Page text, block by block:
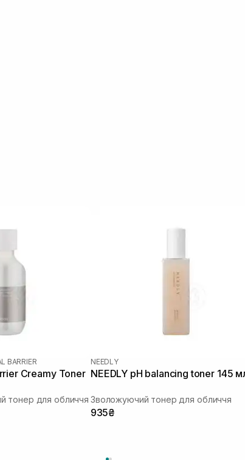
BARRIER
Creamy Toner
тонер для обличчя
NEEDLY
NEEDLY pH balancing toner 145
Зволожуючий тонер для обличчя
935₴